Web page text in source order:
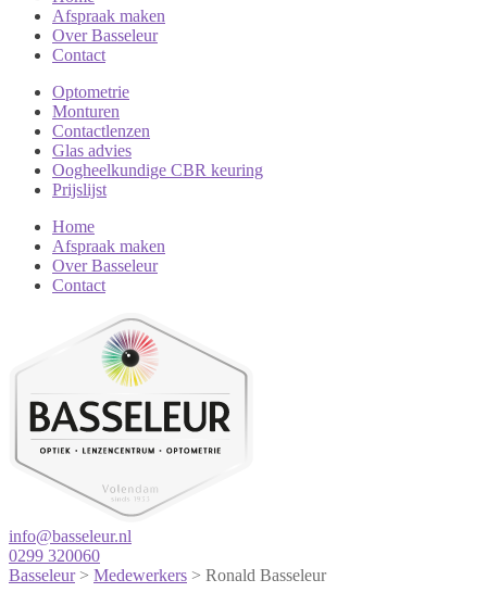
Afspraak maken
Over Basseleur
Contact
Optometrie
Monturen
Contactlenzen
Glas advies
Oogheelkundige CBR keuring
Prijslijst
Home
Afspraak maken
Over Basseleur
Contact
info@basseleur.nl
0299 320060
Basseleur> Medewerkers > Ronald Basseleur